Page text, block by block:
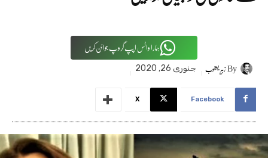
ہمارا واٹس اپپ گروپ جوائن کریں
Byزبیر یعقوب جنوری 26, 2020
Facebook
X